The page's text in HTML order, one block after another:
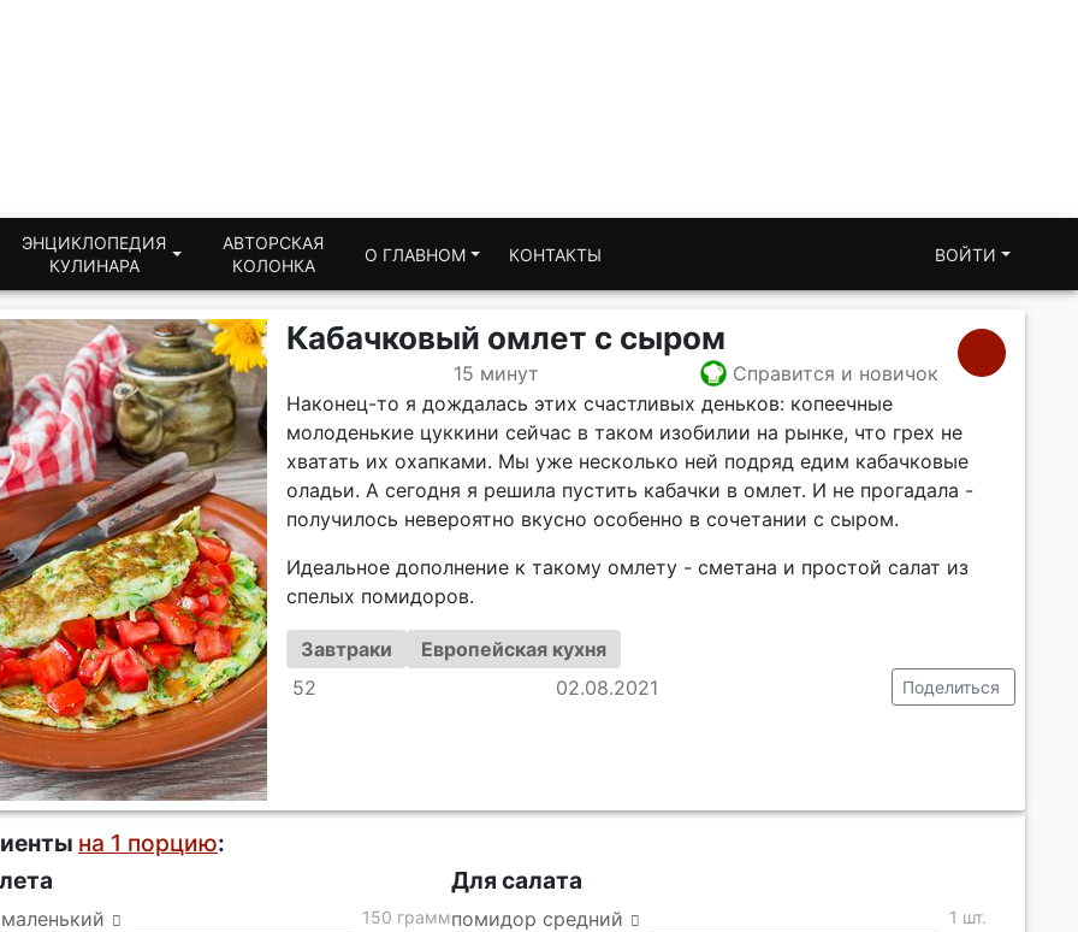
ЭНЦИКЛОПЕДИЯ
КУЛИНАРА
АВТОРСКАЯ
КОЛОНКА
О ГЛАВНОМ КОНТАКТЫ ВОЙТИ
Кабачковый омлет с сыром
15 минут
Справится и новичок
Наконец-то я дождалась этих счастливых деньков: копеечные
молоденькие цуккини сейчас в таком изобилии на рынке, что грех не
хватать их охапками. Мы уже несколько ней подряд едим кабачковые
оладьи. А сегодня я решила пустить кабачки в омлет. И не прогадала -
получилось невероятно вкусно особенно в сочетании с сыром.
Идеальное дополнение к такому омлету - сметана и простой салат из
спелых помидоров.
Завтраки
Европейская кухня
52
02.08.2021 Поделиться
на 1 порцию:
150 грамм
Для салата
помидор средний 1 шт.